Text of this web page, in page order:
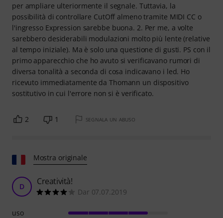
per ampliare ulteriormente il segnale. Tuttavia, la
possibilità di controllare CutOff almeno tramite MIDI CC o
l'ingresso Expression sarebbe buona. 2. Per me, a volte
sarebbero desiderabili modulazioni molto più lente (relative
al tempo iniziale). Ma è solo una questione di gusti. PS con il
primo apparecchio che ho avuto si verificavano rumori di
diversa tonalità a seconda di cosa indicavano i led. Ho
ricevuto immediatamente da Thomann un dispositivo
sostitutivo in cui l'errore non si è verificato.
2 1 SEGNALA UN ABUSO
Mostra originale
D Creatività!
Dar 07.07.2019
uso